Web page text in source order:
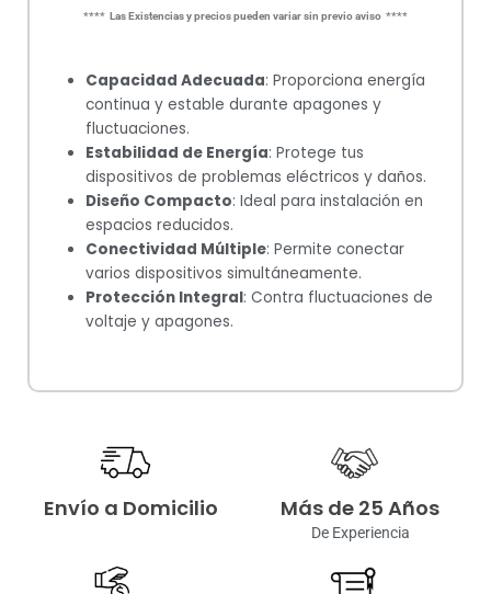
**** Las Existencias y precios pueden variar sin previo aviso ****
Capacidad Adecuada: Proporciona energía
continua y estable durante apagones y
fluctuaciones.
Estabilidad de Energía: Protege tus
dispositivos de problemas eléctricos y daños.
Diseño Compacto: Ideal para instalación en
espacios reducidos.
Conectividad Múltiple: Permite conectar
varios dispositivos simultáneamente.
Protección Integral: Contra fluctuaciones de
voltaje y apagones.
Envío a Domicilio Más de 25 Años
De Experiencia